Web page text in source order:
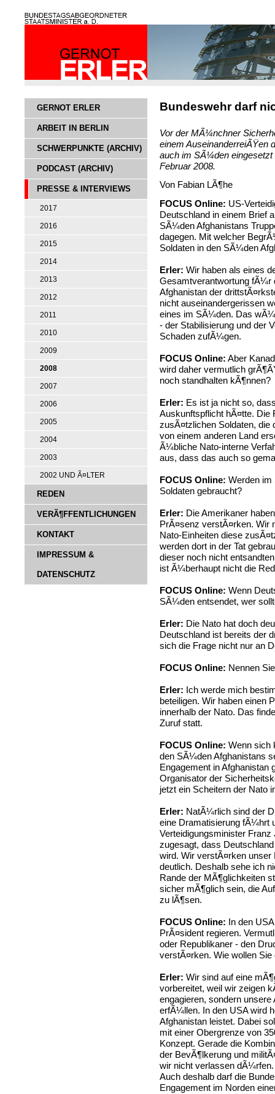
GERNOT ERLER
ARBEIT IN BERLIN
SCHWERPUNKTE (ARCHIV)
PODCAST (ARCHIV)
PRESSE & INTERVIEWS
2017
2016
2015
2014
2013
2012
2011
2010
2009
2008
2007
2006
2005
2004
2003
2002 UND Ã¤LTER
REDEN
VERÃ¶FFENTLICHUNGEN
KONTAKT
IMPRESSUM &
DATENSCHUTZ
Bundeswehr darf
Vor der MÃ¼nchner
einem AuseinanderreiÃŸen
auch im SÃ¼den
Februar 2008.
Von Fabian LÃ¶he
FOCUS Online: US-
Deutschland in einem Brief
SÃ¼den Afghanistans
dagegen. Mit welcher
Soldaten in den SÃ¼den
Erler: Wir haben als eines
Gesamtverantwortung fÃ¼r
Afghanistan der
nicht auseinandergerissen
eines im SÃ¼den. Das
- der Stabilisierung und der
Schaden zufÃ¼gen.
FOCUS Online: Aber
wird daher vermutlich
noch standhalten kÃ¶nnen?
Erler: Es ist ja nicht so,
Auskunftspflicht hÃ¤tte. Die
zusÃ¤tzlichen Soldaten, die
von einem anderen Land
Ã¼bliche Nato-interne
aus, dass das auch so
FOCUS Online: Werden
Soldaten gebraucht?
Erler: Die Amerikaner
PrÃ¤senz verstÃ¤rken.
Nato-Einheiten diese
werden dort in der Tat
dieser noch nicht
ist Ã¼berhaupt nicht die
FOCUS Online: Wenn
SÃ¼den entsendet, wer
Erler: Die Nato hat doch
Deutschland ist bereits der
sich die Frage nicht nur an
FOCUS Online: Nennen
Erler: Ich werde mich
beteiligen. Wir haben einen
innerhalb der Nato. Das
Zuruf statt.
FOCUS Online: Wenn sich
den SÃ¼den Afghanistans
Engagement in Afghanistan
Organisator der
jetzt ein Scheitern der Nato
Erler: NatÃ¼rlich sind der
eine Dramatisierung fÃ¼hrt
Verteidigungsminister
zugesagt, dass
wird. Wir verstÃ¤rken unser
deutlich. Deshalb sehe ich
Rande der MÃ¶glichkeiten
sicher mÃ¶glich sein, die
zu lÃ¶sen.
FOCUS Online: In den
PrÃ¤sident regieren.
oder Republikaner - den
verstÃ¤rken. Wie wollen Sie
Erler: Wir sind auf eine
vorbereitet, weil wir zeigen
engagieren, sondern
erfÃ¼llen. In den USA wird
Afghanistan leistet. Dabei
mit einer Obergrenze von
Konzept. Gerade die
der BevÃ¶lkerung und
wir nicht verlassen
Auch deshalb darf die
Engagement im Norden